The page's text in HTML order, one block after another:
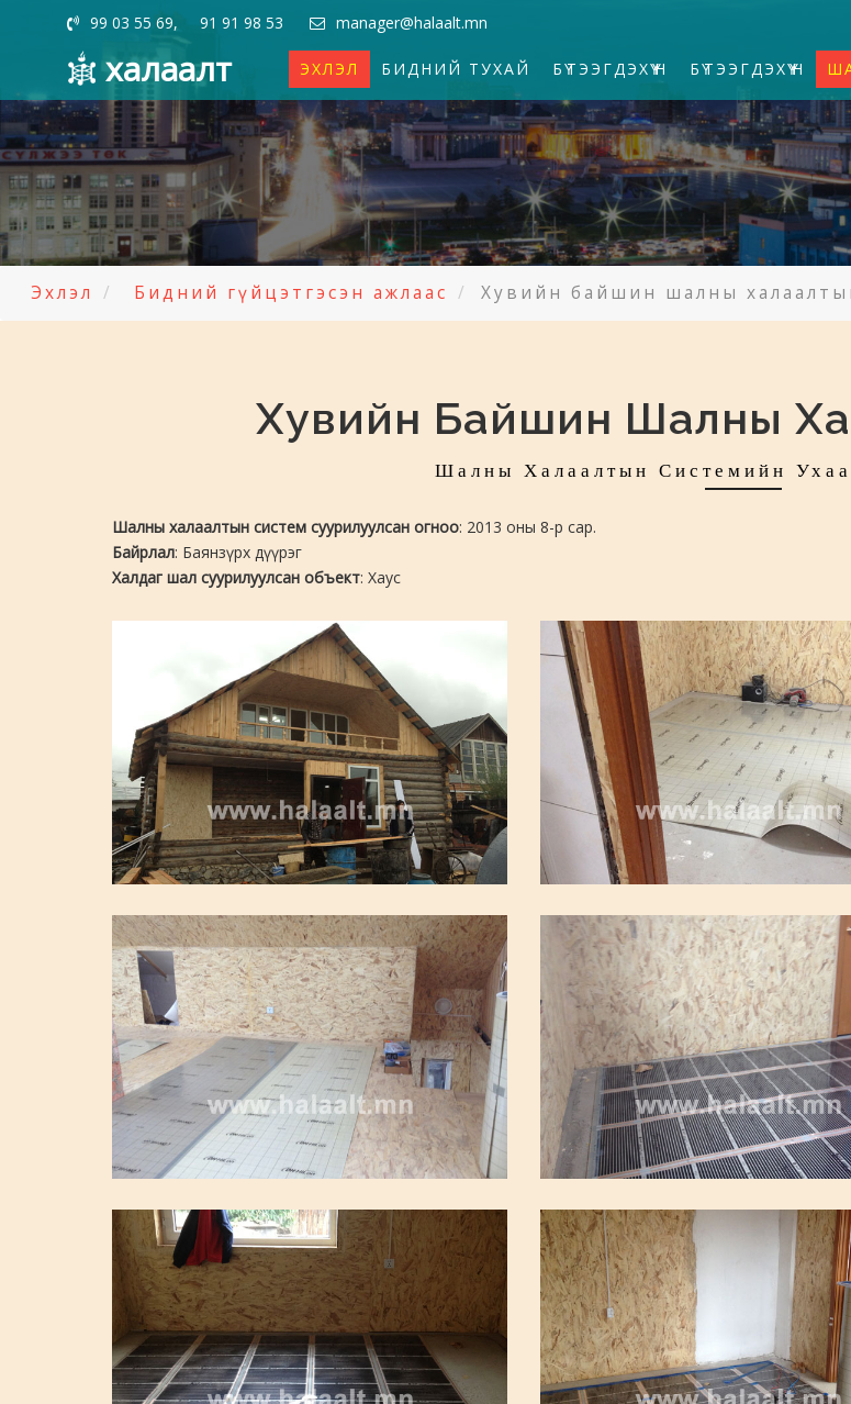
99 03 55 69, 91 91 98 53 manager@halaalt.mn
халаалт ЭХЛЭЛ БИДНИЙ ТУХАЙ БҮТЭЭГДЭХҮҮН БҮТЭЭГДЭХҮҮН
Эхлэл Бидний гүйцэтгэсэн ажлаас Хувийн байшин шалны
Хувийн Байшин Шалны
Шалны Халаалтын Системийн
Шалны халаалтын систем суурилуулсан огноо: 2013 оны 8-р сар.
Байрлал: Баянзүрх дүүрэг
Халдаг шал суурилуулсан объект: Хаус